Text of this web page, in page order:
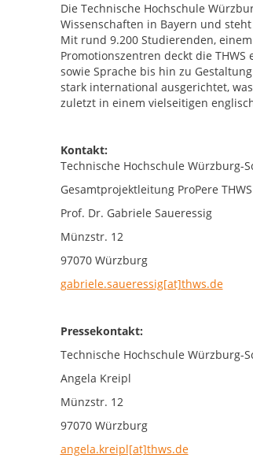
Die Technische Hochschule
Wissenschaften in Bayern und
Mit rund 9.200 Studierenden,
Promotionszentren deckt die
sowie Sprache bis hin zu
stark international ausgerichtet,
zuletzt in einem vielseitigen
Kontakt:
Technische Hochschule Würzburg-
Gesamtprojektleitung ProPere THWS
Prof. Dr. Gabriele Saueressig
Münzstr. 12
97070 Würzburg
gabriele.saueressig[at]thws.de
Pressekontakt:
Technische Hochschule Würzburg-
Angela Kreipl
Münzstr. 12
97070 Würzburg
angela.kreipl[at]thws.de